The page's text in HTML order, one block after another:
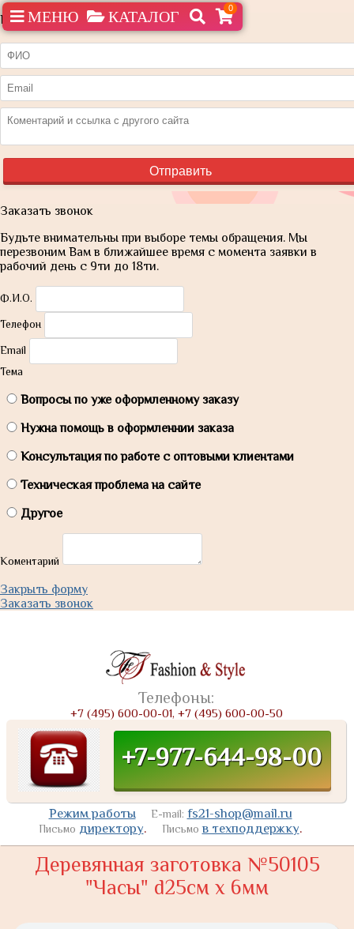
Нашли дешевле?
Заказать звонок
Будьте внимательны при выборе темы обращения. Мы
перезвоним Вам в ближайшее время с момента заявки в
рабочий день с 9ти до 18ти.
Ф.И.О.
Телефон
Email
Тема
Вопросы по уже оформленному заказу
Нужна помощь в оформленнии заказа
Консультация по работе с оптовыми клиентами
Техническая проблема на сайте
Другое
Коментарий
Закрыть форму
Заказать звонок
МЕНЮ КАТАЛОГ 0
Телефоны:
+7 (495) 600-00-01, +7 (495) 600-00-50
+7-977-644-98-00
Режим работы E-mail: fs21-shop@mail.ru
Письмо директору. Письмо в техподдержку.
Деревянная заготовка №50105
"Часы" d25см х 6мм